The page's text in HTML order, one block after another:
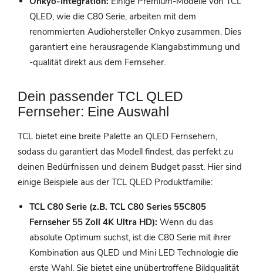
QLED, wie die C80 Serie, arbeiten mit dem
renommierten Audiohersteller Onkyo zusammen. Dies
garantiert eine herausragende Klangabstimmung und
-qualität direkt aus dem Fernseher.
Dein passender TCL QLED
Fernseher: Eine Auswahl
TCL bietet eine breite Palette an QLED Fernsehern,
sodass du garantiert das Modell findest, das perfekt zu
deinen Bedürfnissen und deinem Budget passt. Hier sind
einige Beispiele aus der TCL QLED Produktfamilie:
TCL C80 Serie (z.B. TCL C80 Series 55C805
Fernseher 55 Zoll 4K Ultra HD): Wenn du das
absolute Optimum suchst, ist die C80 Serie mit ihrer
Kombination aus QLED und Mini LED Technologie die
erste Wahl. Sie bietet eine unübertroffene Bildqualität